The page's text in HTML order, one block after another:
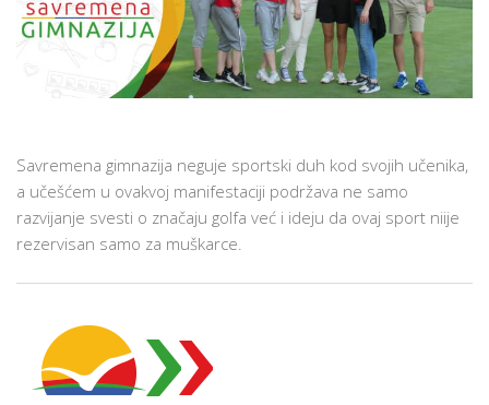
Savremena gimnazija neguje sportski duh kod svojih učenika,
a učešćem u ovakvoj manifestaciji podržava ne samo
razvijanje svesti o značaju golfa već i ideju da ovaj sport niije
rezervisan samo za muškarce.